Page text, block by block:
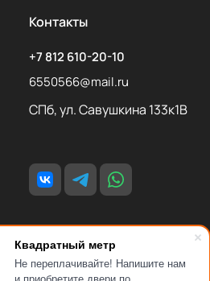
Квадратный метр
Не переплачивайте! Напишите нам
Контакты
+7 812 610-20-10
6550566@mail.ru
СПб, ул. Савушкина 133к1В